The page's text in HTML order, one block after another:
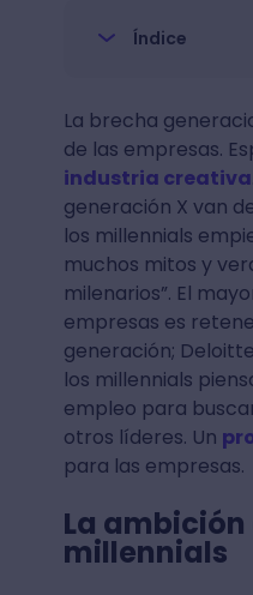
Índice
La brecha
de las empresas.
industria creativa
generación X van
los millennials
muchos mitos y
milenarios”. El
empresas es
generación;
los millennials
empleo para
otros líderes. Un
para las empresas.
La ambición
millennials